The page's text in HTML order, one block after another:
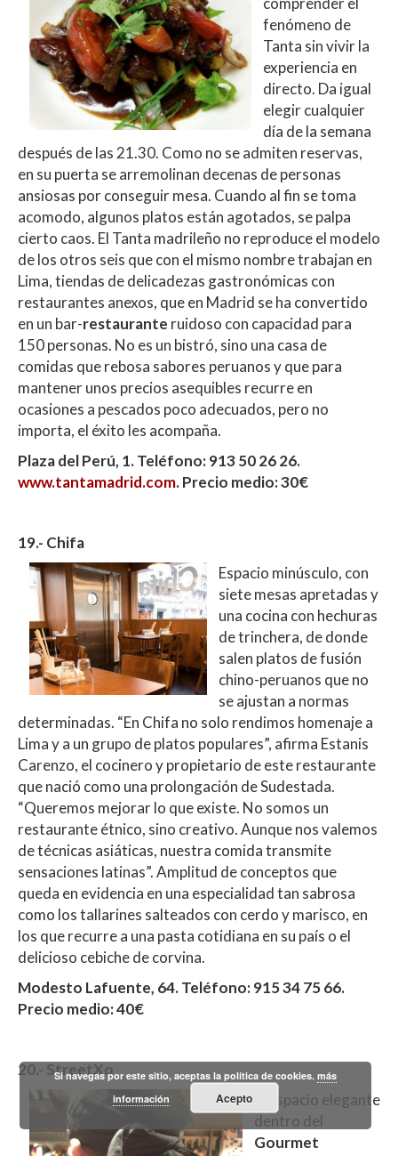
fenómeno de
Tanta sin vivir la
experiencia en
directo. Da igual
elegir cualquier
día de la semana
después de las 21.30. Como no se admiten reservas,
en su puerta se arremolinan decenas de personas
ansiosas por conseguir mesa. Cuando al fin se toma
acomodo, algunos platos están agotados, se palpa
cierto caos. El Tanta madrileño no reproduce el modelo
de los otros seis que con el mismo nombre trabajan en
Lima, tiendas de delicadezas gastronómicas con
restaurantes anexos, que en Madrid se ha convertido
en un bar-restaurante ruidoso con capacidad para
150 personas. No es un bistró, sino una casa de
comidas que rebosa sabores peruanos y que para
mantener unos precios asequibles recurre en
ocasiones a pescados poco adecuados, pero no
importa, el éxito les acompaña.
Plaza del Perú, 1. Teléfono: 913 50 26 26.
www.tantamadrid.com. Precio medio: 30€
19.- Chifa
Espacio minúsculo, con
siete mesas apretadas y
una cocina con hechuras
de trinchera, de donde
salen platos de fusión
chino-peruanos que no
se ajustan a normas
determinadas. “En Chifa no solo rendimos homenaje a
Lima y a un grupo de platos populares”, afirma Estanis
Carenzo, el cocinero y propietario de este restaurante
que nació como una prolongación de Sudestada.
“Queremos mejorar lo que existe. No somos un
restaurante étnico, sino creativo. Aunque nos valemos
de técnicas asiáticas, nuestra comida transmite
sensaciones latinas”. Amplitud de conceptos que
queda en evidencia en una especialidad tan sabrosa
como los tallarines salteados con cerdo y marisco, en
los que recurre a una pasta cotidiana en su país o el
delicioso cebiche de corvina.
Modesto Lafuente, 64. Teléfono: 915 34 75 66.
Precio medio: 40€
20.- StreetXo
El espacio elegante
dentro del
Gourmet
Si navegas por este sitio, aceptas la política de cookies.más
información
Acepto